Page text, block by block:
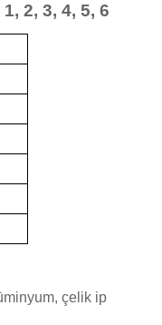
2, 3, 4, 5, 6
çelik ip